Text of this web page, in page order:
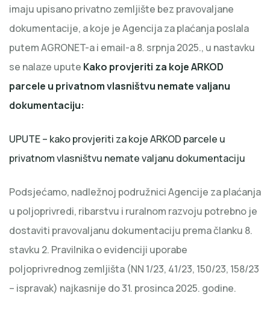
imaju upisano privatno zemljište bez pravovaljane
dokumentacije, a koje je Agencija za plaćanja poslala
putem AGRONET-a i email-a 8. srpnja 2025., u nastavku
se nalaze upute Kako provjeriti za koje ARKOD
parcele u privatnom vlasništvu nemate valjanu
dokumentaciju:
UPUTE – kako provjeriti za koje ARKOD parcele u
privatnom vlasništvu nemate valjanu dokumentaciju
Podsjećamo, nadležnoj podružnici Agencije za plaćanja
u poljoprivredi, ribarstvu i ruralnom razvoju potrebno je
dostaviti pravovaljanu dokumentaciju prema članku 8.
stavku 2. Pravilnika o evidenciji uporabe
poljoprivrednog zemljišta (NN 1/23, 41/23, 150/23, 158/23
– ispravak) najkasnije do 31. prosinca 2025. godine.